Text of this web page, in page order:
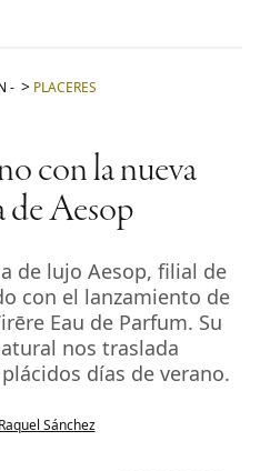
- PLACERES
con la nueva
de Aesop
de lujo Aesop, filial de
con el lanzamiento de
Eau de Parfum. Su
nos traslada
días de verano.
Raquel Sánchez